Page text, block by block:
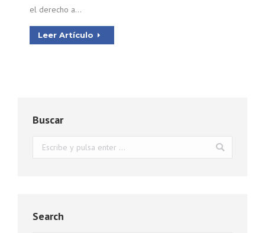
el derecho a…
Leer Artículo
Buscar
Buscar:
Search